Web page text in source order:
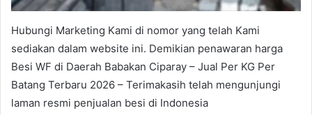
Hubungi Marketing Kami di nomor yang telah Kami
sediakan dalam website ini. Demikian penawaran harga
Besi WF di Daerah Babakan Ciparay – Jual Per KG Per
Batang Terbaru 2026 – Terimakasih telah mengunjungi
laman resmi penjualan besi di Indonesia